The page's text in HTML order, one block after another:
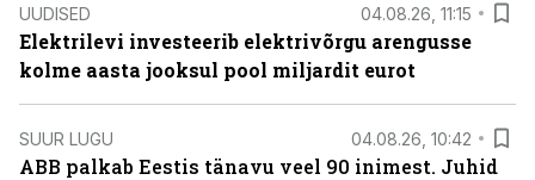
UUDISED 04.08.26, 11:15
Elektrilevi investeerib elektrivõrgu arengusse
kolme aasta jooksul pool miljardit eurot
SUUR LUGU 04.08.26, 10:42
ABB palkab Eestis tänavu veel 90 inimest. Juhid